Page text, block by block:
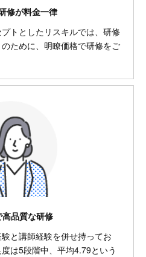
修が料金一律
プトとしたリスキルでは、研修
ために、明瞭価格で研修をご
品質な研修
と講師経験を併せ持ってお
は5段階中、平均4.79という